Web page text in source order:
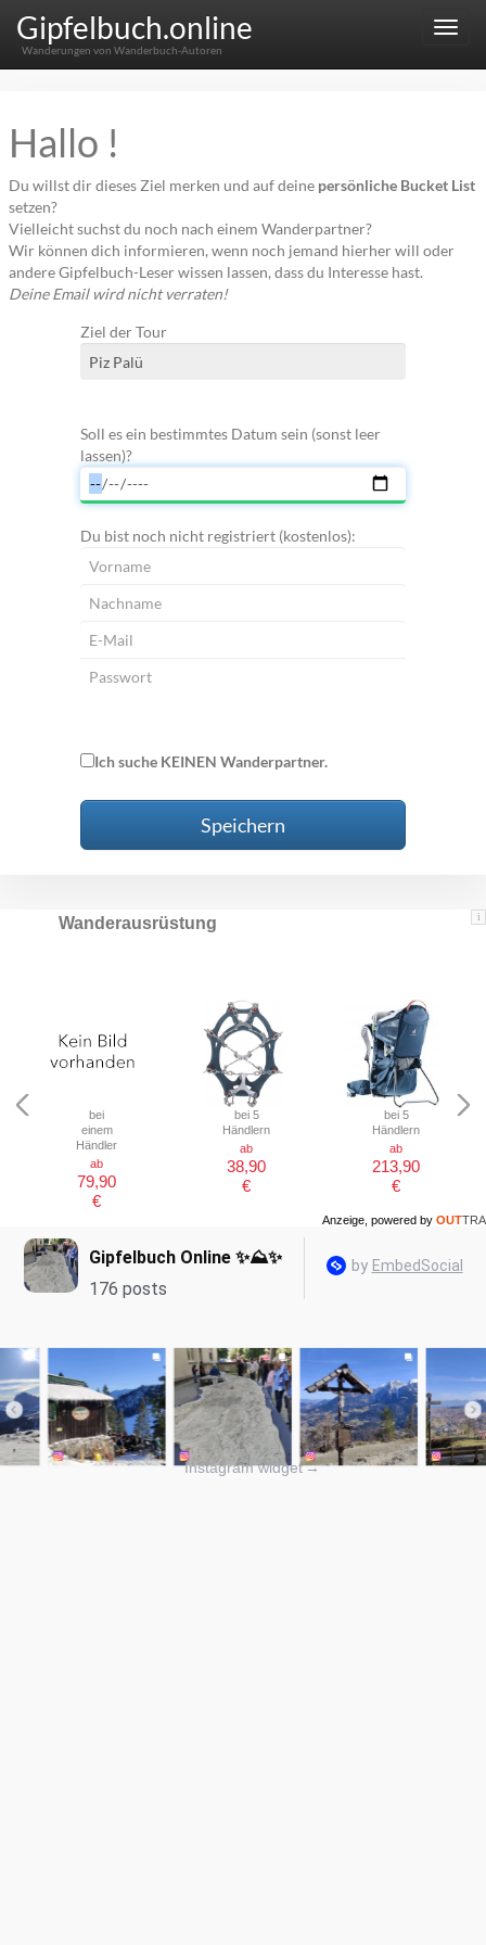
Menu
Gipfelbuch.online
Wanderungen von Wanderbuch-Autoren
Hallo !
Du willst dir dieses Ziel merken und auf deine persönliche Bucket List
setzen?
Vielleicht suchst du noch nach einem Wanderpartner?
Wir können dich informieren, wenn noch jemand hierher will oder
andere Gipfelbuch-Leser wissen lassen, dass du Interesse hast.
Deine Email wird nicht verraten!
Ziel der Tour
Soll es ein bestimmtes Datum sein (sonst leer
lassen)?
Du bist noch nicht registriert (kostenlos):
Ich suche KEINEN Wanderpartner.
Speichern
i
Wanderausrüstung
bei
einem
Händler
ab
79,90
€
bei 5
Händlern
ab
38,90
€
bei 5
Händlern
ab
213,90
€
Anzeige, powered by OUTTRA
Instagram widget→